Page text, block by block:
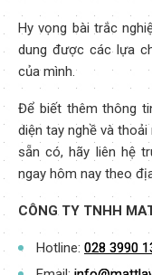
Hy vọng bài trắc
dung được các lựa
của mình.
Để biết thêm thông
diện tay nghề và
sẵn có, hãy liên hệ
ngay hôm nay theo
CÔNG TY TNHH
Hotline: 028 3990